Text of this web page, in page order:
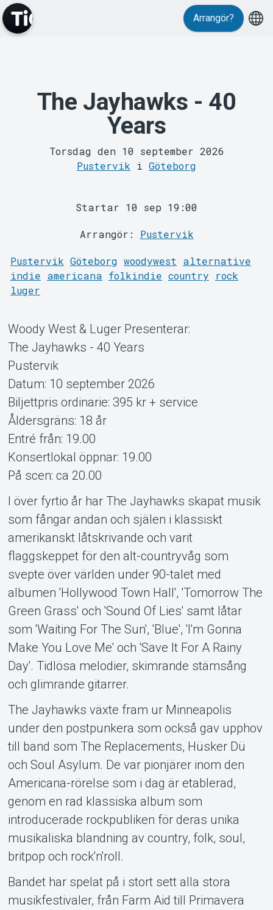
Evenemang
Om Tickster
Arrangör?
The Jayhawks - 40
Years
Torsdag den 10 september 2026
Pustervik i Göteborg
Startar 10 sep 19:00
Arrangör: Pustervik
Pustervik Göteborg woodywest
alternative
indie americana folkindie country
rock
luger
Woody West & Luger Presenterar:
The Jayhawks - 40 Years
Pustervik
Datum: 10 september 2026
Biljettpris ordinarie: 395 kr + service
Åldersgräns: 18 år
Entré från: 19.00
Konsertlokal öppnar: 19.00
På scen: ca 20.00
I över fyrtio år har The Jayhawks skapat musik
som fångar andan och själen i klassiskt
amerikanskt låtskrivande och varit
flaggskeppet för den alt-countryvåg som
svepte över världen under 90-talet med
albumen 'Hollywood Town Hall', 'Tomorrow The
Green Grass' och 'Sound Of Lies' samt låtar
som 'Waiting For The Sun', 'Blue', 'I'm Gonna
Make You Love Me' och 'Save It For A Rainy
Day'. Tidlösa melodier, skimrande stämsång
och glimrande gitarrer.
The Jayhawks växte fram ur Minneapolis
under den postpunkera som också gav upphov
till band som The Replacements, Hüsker Dü
och Soul Asylum. De var pionjärer inom den
Americana-rörelse som i dag är etablerad,
genom en rad klassiska album som
introducerade rockpubliken för deras unika
musikaliska blandning av country, folk, soul,
britpop och rock'n'roll.
Bandet har spelat på i stort sett alla stora
musikfestivaler, från Farm Aid till Primavera